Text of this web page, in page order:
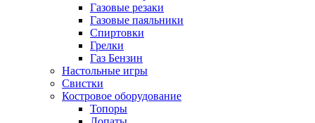
Газовые резаки
Газовые паяльники
Спиртовки
Грелки
Газ Бензин
Настольные игры
Свистки
Костровое оборудование
Топоры